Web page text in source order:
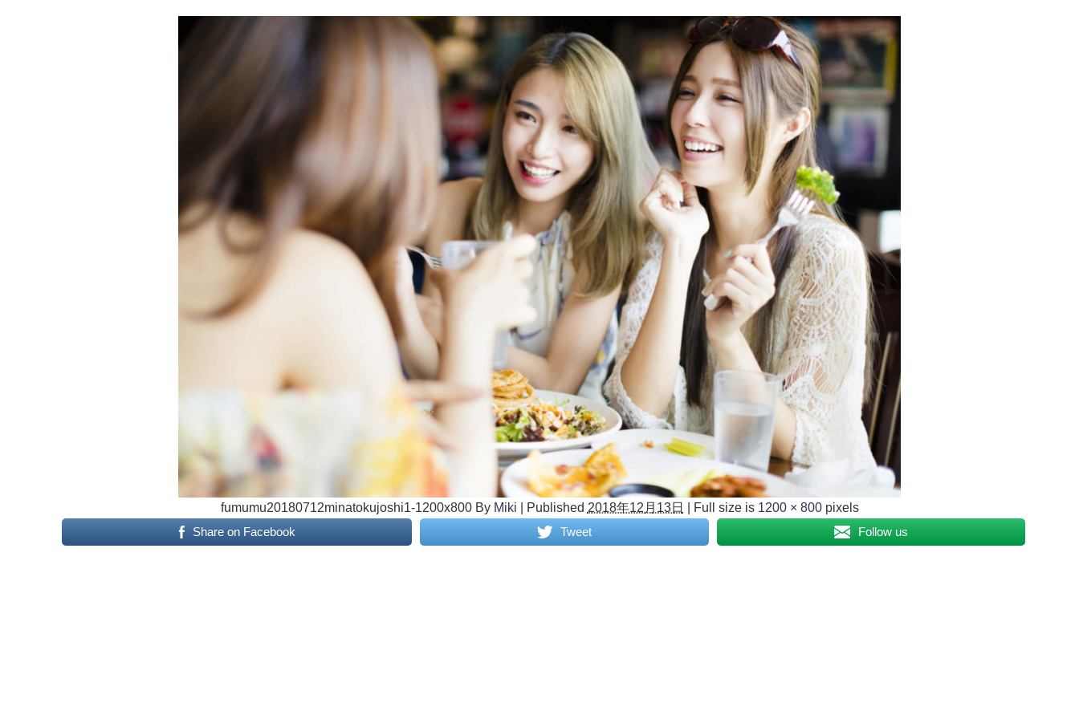
fumumu20180712minatokujoshi1-1200x800 By Miki Published 2018年12月13日 Full size is 1200 × 800pixels
Share on Facebook Tweet Follow us